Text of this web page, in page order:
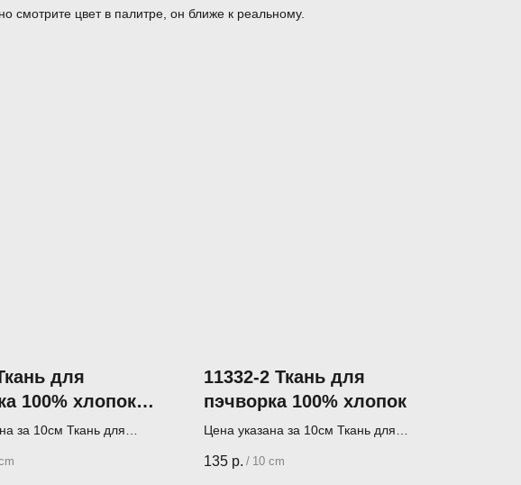
смотрите цвет в палитре, он ближе к реальному.
для
100% хлопок
за 10см Ткань для
- JulidoQuilt (Россия)
11332-2 Ткань для
пэчворка 100% хлопок
Цена указана за 10см Ткань для
Производитель - JulidoQuilt (Россия)
135 р. / 10 cm